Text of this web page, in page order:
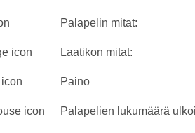
Palapelin mitat:
Laatikon mitat:
Paino
Palapelien lukumäärä